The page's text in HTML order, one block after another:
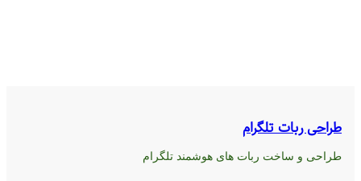
طراحی ربات تلگرام
طراحی و ساخت ربات های هوشمند تلگرام